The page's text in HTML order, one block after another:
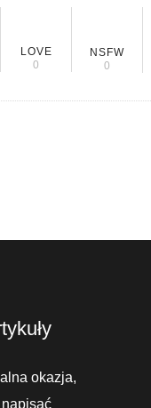
LOVE
0
NSFW
0
okazja,